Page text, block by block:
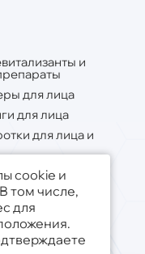
и
для лица
для лица
для лица и
лица
тела
cookie и
том числе,
для